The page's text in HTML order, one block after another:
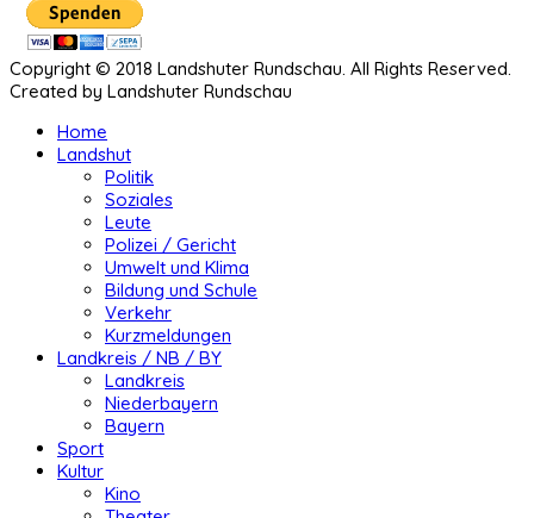
Copyright © 2018 Landshuter Rundschau. All Rights Reserved.
Created by Landshuter Rundschau
Home
Landshut
Politik
Soziales
Leute
Polizei / Gericht
Umwelt und Klima
Bildung und Schule
Verkehr
Kurzmeldungen
Landkreis / NB / BY
Landkreis
Niederbayern
Bayern
Sport
Kultur
Kino